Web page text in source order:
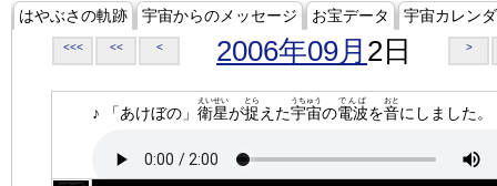
はやぶさの軌跡 宇宙からのメッセージ お宝データ 宇宙カレン
<<< << < 2006年09月 2日 >
♪ 「あけぼの」 衛星
えいせい
が捉
とら
えた宇宙
うちゅう
の電波
でんぱ
を音
おと
にしました。